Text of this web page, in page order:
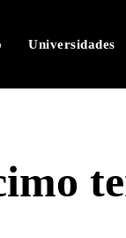
Universidades